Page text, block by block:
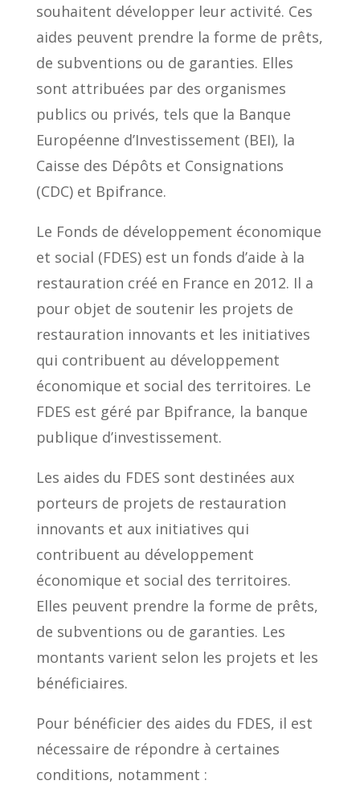
souhaitent développer leur activité. Ces
aides peuvent prendre la forme de prêts,
de subventions ou de garanties. Elles
sont attribuées par des organismes
publics ou privés, tels que la Banque
Européenne d’Investissement (BEI), la
Caisse des Dépôts et Consignations
(CDC) et Bpifrance.
Le Fonds de développement économique
et social (FDES) est un fonds d’aide à la
restauration créé en France en 2012. Il a
pour objet de soutenir les projets de
restauration innovants et les initiatives
qui contribuent au développement
économique et social des territoires. Le
FDES est géré par Bpifrance, la banque
publique d’investissement.
Les aides du FDES sont destinées aux
porteurs de projets de restauration
innovants et aux initiatives qui
contribuent au développement
économique et social des territoires.
Elles peuvent prendre la forme de prêts,
de subventions ou de garanties. Les
montants varient selon les projets et les
bénéficiaires.
Pour bénéficier des aides du FDES, il est
nécessaire de répondre à certaines
conditions, notamment :